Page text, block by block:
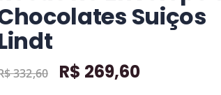
Suiços
332,60 R$ 269,60